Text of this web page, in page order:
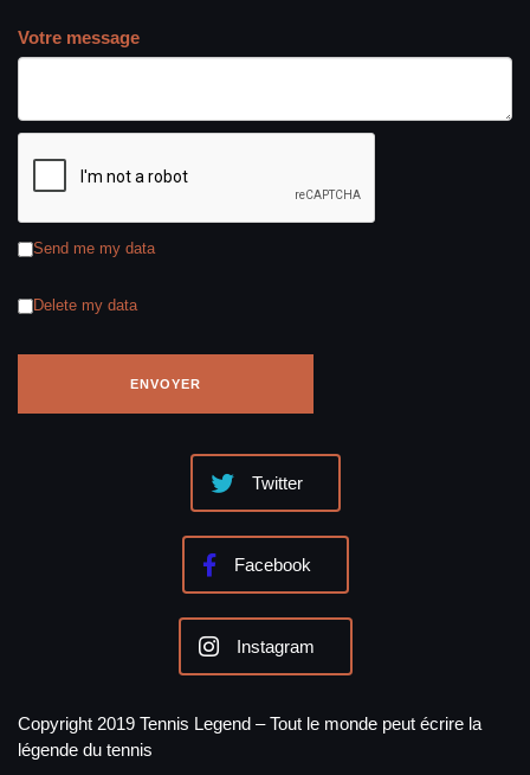
Votre message
Send me my data
Delete my data
Twitter
Facebook
Instagram
Copyright 2019 Tennis Legend – Tout le monde peut écrire la
légende du tennis